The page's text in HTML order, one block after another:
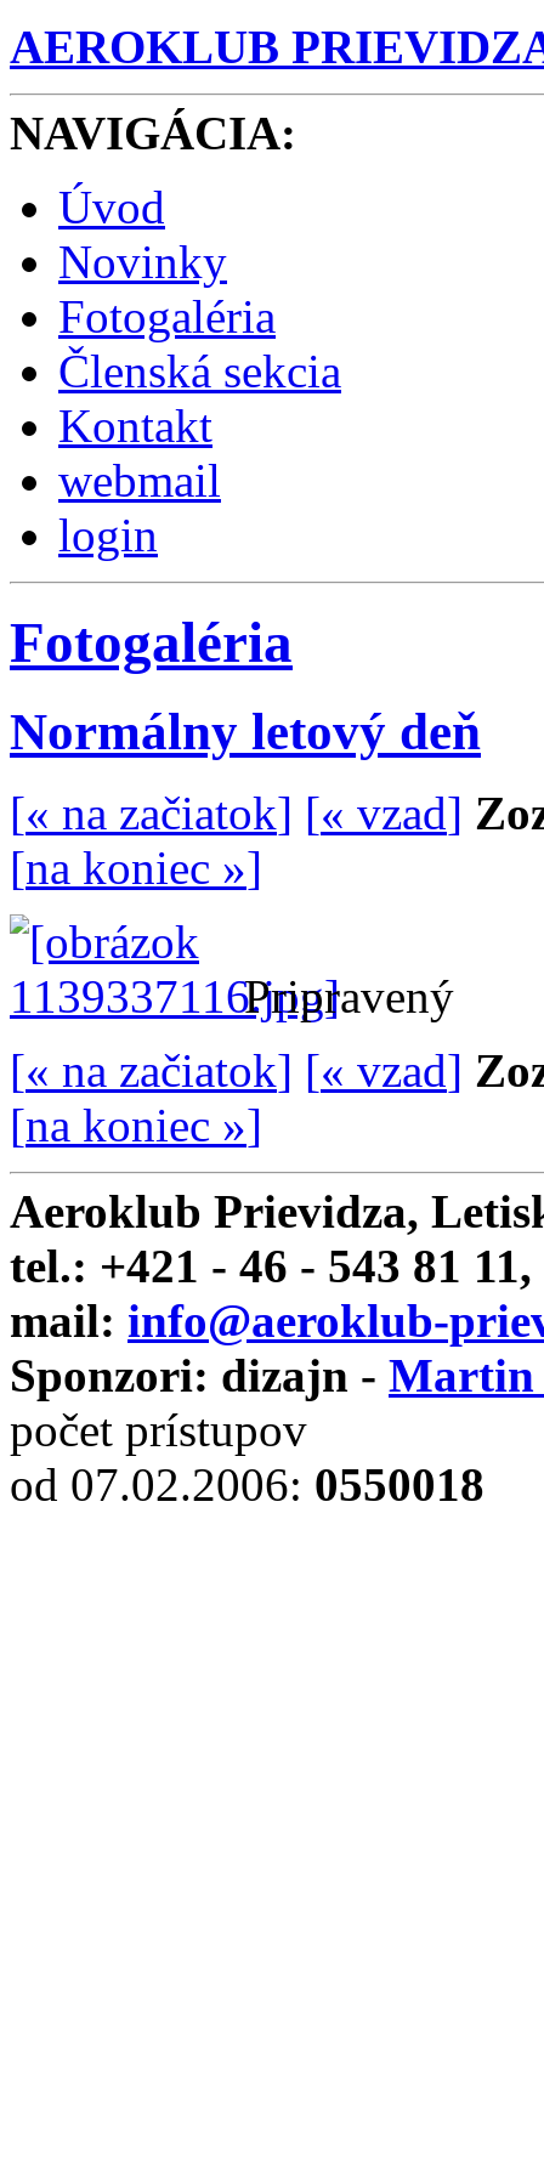
AEROKLUB
NAVIGÁCIA:
Úvod
Novinky
Fotogaléria
Členská sekcia
Kontakt
webmail
login
Fotogaléria
Normálny letový deň
[« na začiatok] [« vzad]
[na koniec »]
Pripravený
[« na začiatok] [« vzad]
[na koniec »]
Aeroklub Prievidza,
tel.: +421 - 46 - 543 81
mail: info@aeroklub-
Sponzori: dizajn -
počet prístupov
od 07.02.2006: 0550018